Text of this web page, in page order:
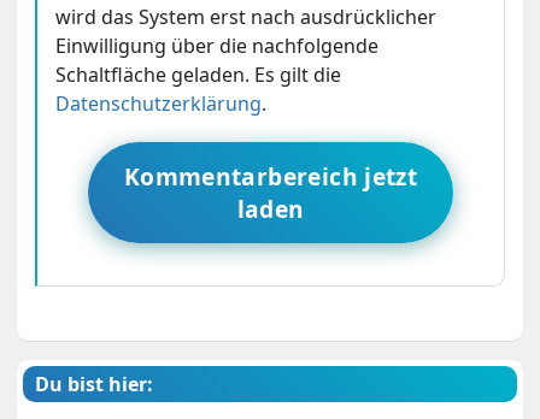
wird das System erst nach ausdrücklicher
Einwilligung über die nachfolgende
Schaltfläche geladen. Es gilt die
Datenschutzerklärung.
Kommentarbereich jetzt
laden
Du bist hier: